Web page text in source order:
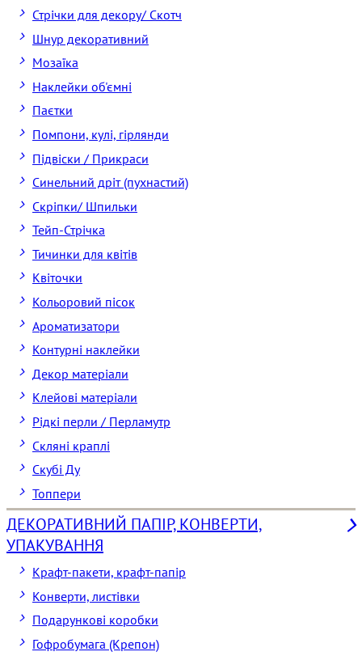
Стрічки для декору/ Скотч
Шнур декоративний
Мозаїка
Наклейки об'ємні
Паєтки
Помпони, кулі, гірлянди
Підвіски / Прикраси
Синельний дріт (пухнастий)
Скріпки/ Шпильки
Тейп-Стрічка
Тичинки для квітів
Квіточки
Кольоровий пісок
Ароматизатори
Контурні наклейки
Декор матеріали
Клейові матеріали
Рідкі перли / Перламутр
Скляні краплі
Скубі Ду
Топпери
ДЕКОРАТИВНИЙ ПАПІР, КОНВЕРТИ,
УПАКУВАННЯ
Крафт-пакети, крафт-папір
Конверти, листівки
Подарункові коробки
Гофробумага (Крепон)